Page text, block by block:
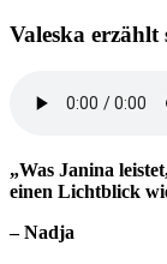
Valeska erzählt
„Was Janina
einen Lichtblick
– Nadja